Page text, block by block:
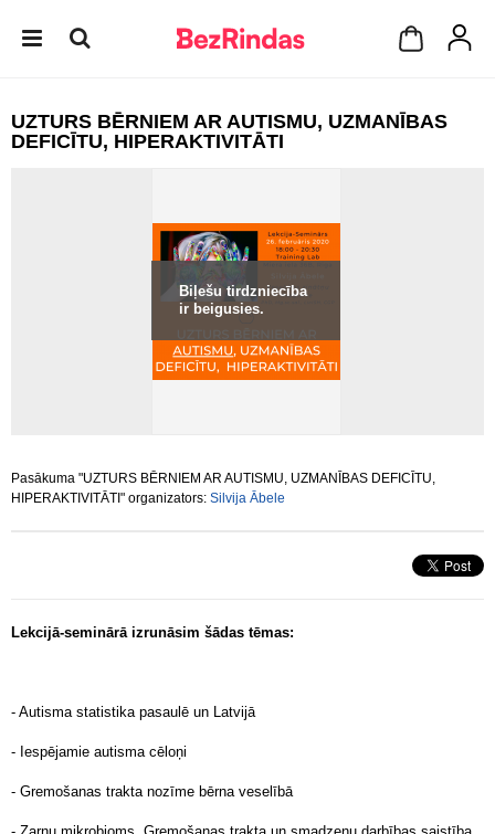
UZTURS BĒRNIEM AR AUTISMU, UZMANĪBAS
DEFICĪTU, HIPERAKTIVITĀTI
Biļešu tirdzniecība
ir beigusies.
Pasākuma "UZTURS BĒRNIEM AR AUTISMU, UZMANĪBAS DEFICĪTU,
HIPERAKTIVITĀTI" organizators: Silvija Ābele
Lekcijā-seminārā izrunāsim šādas tēmas:
- Autisma statistika pasaulē un Latvijā
- Iespējamie autisma cēloņi
- Gremošanas trakta nozīme bērna veselībā